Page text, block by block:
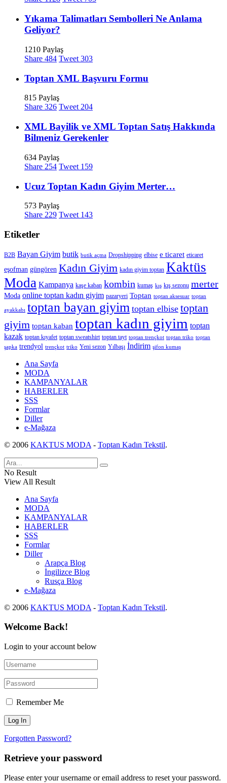
Yıkama Talimatları Sembolleri Ne Anlama
Geliyor?
1210 Paylaş
Share 484 Tweet 303
Toptan XML Başvuru Formu
815 Paylaş
Share 326 Tweet 204
XML Bayilik ve XML Toptan Satış Hakkında
Bilmeniz Gerekenler
634 Paylaş
Share 254 Tweet 159
Ucuz Toptan Kadın Giyim Merter…
573 Paylaş
Share 229 Tweet 143
Etiketler
B2B Bayan Giyim butik butik açma Dropshipping elbise e ticaret eticaret
eşofman güngören Kadın Giyim kadın giyim toptan Kaktüs
Moda Kampanya kaşe kaban kombin kumaş kış kış sezonu merter
Moda online toptan kadın giyim pazaryeri Toptan toptan aksesuar toptan
ayakkabı toptan bayan giyim toptan elbise toptan
giyim toptan kaban toptan kadın giyim toptan
kazak toptan kıyafet toptan sweatshirt toptan tayt toptan trençkot toptan triko toptan
şapka trendyol trençkot triko Yeni sezon Yılbaşı İndirim şifon kumaş
Ana Sayfa
MODA
KAMPANYALAR
HABERLER
SSS
Formlar
Diller
e-Mağaza
© 2006 KAKTUS MODA - Toptan Kadın Tekstil.
No Result
View All Result
Ana Sayfa
MODA
KAMPANYALAR
HABERLER
SSS
Formlar
Diller
Arapça Blog
İngilizce Blog
Rusça Blog
e-Mağaza
© 2006 KAKTUS MODA - Toptan Kadın Tekstil.
Welcome Back!
Login to your account below
Remember Me
Forgotten Password?
Retrieve your password
Please enter your username or email address to reset your password.